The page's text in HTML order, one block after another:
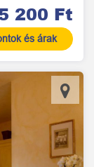
200 Ft
és árak